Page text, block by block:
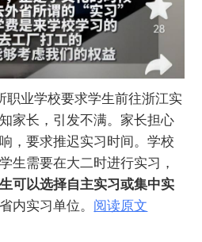
职业学校要求学生前往浙江实
家长，引发不满。家长担心
，要求推迟实习时间。学校
生需要在大二时进行实习，
可以选择自主实习或集中实
内实习单位。 阅读原文